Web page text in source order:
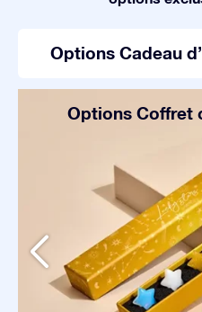
Options Cadeau
Options Coffret